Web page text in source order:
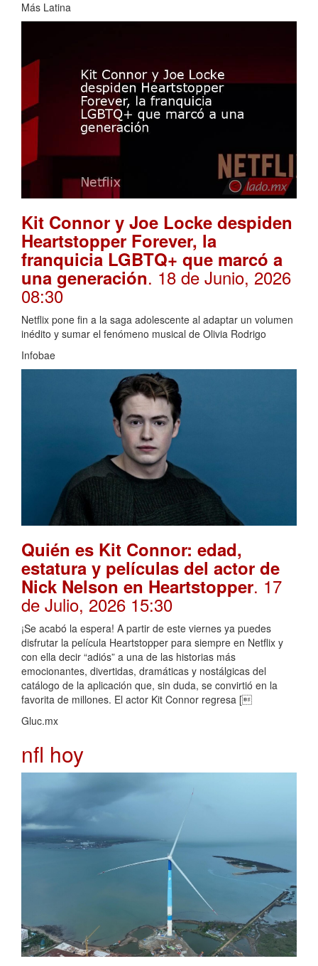
Más Latina
Kit Connor y Joe Locke despiden
Heartstopper Forever, la
franquicia LGBTQ+ que marcó a
una generación. 18 de Junio, 2026
08:30
Netflix pone fin a la saga adolescente al adaptar un volumen
inédito y sumar el fenómeno musical de Olivia Rodrigo
Infobae
Quién es Kit Connor: edad,
estatura y películas del actor de
Nick Nelson en Heartstopper. 17
de Julio, 2026 15:30
¡Se acabó la espera! A partir de este viernes ya puedes
disfrutar la película Heartstopper para siempre en Netflix y
con ella decir “adiós” a una de las historias más
emocionantes, divertidas, dramáticas y nostálgicas del
catálogo de la aplicación que, sin duda, se convirtió en la
favorita de millones. El actor Kit Connor regresa [
Gluc.mx
nfl hoy